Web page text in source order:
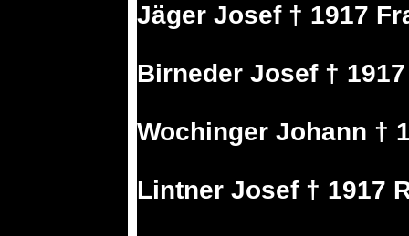
Jäger Josef † 1917
Birneder Josef †
Wochinger Johann †
Lintner Josef † 1917